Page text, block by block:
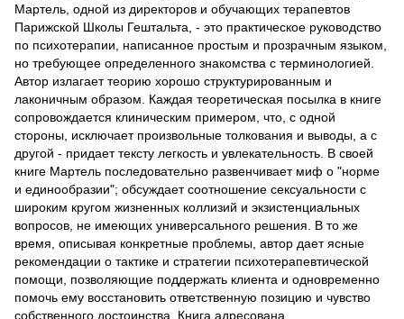
Мартель, одной из директоров и обучающих терапевтов
Парижской Школы Гештальта, - это практическое руководство
по психотерапии, написанное простым и прозрачным языком,
но требующее определенного знакомства с терминологией.
Автор излагает теорию хорошо структурированным и
лаконичным образом. Каждая теоретическая посылка в книге
сопровождается клиническим примером, что, с одной
стороны, исключает произвольные толкования и выводы, а с
другой - придает тексту легкость и увлекательность. В своей
книге Мартель последовательно развенчивает миф о "норме
и единообразии"; обсуждает соотношение сексуальности с
широким кругом жизненных коллизий и экзистенциальных
вопросов, не имеющих универсального решения. В то же
время, описывая конкретные проблемы, автор дает ясные
рекомендации о тактике и стратегии психотерапевтической
помощи, позволяющие поддержать клиента и одновременно
помочь ему восстановить ответственную позицию и чувство
собственного достоинства. Книга адресована